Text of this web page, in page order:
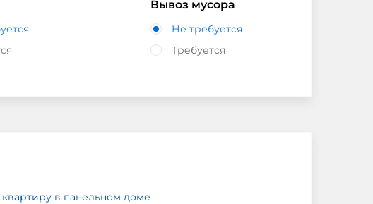
Вывоз мусора
Не требуется
Требуется
квартиру в панельном доме